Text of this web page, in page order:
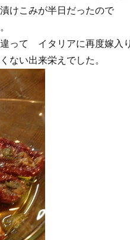
けこみが半日だったので
。
って イタリアに再度嫁入
ない出来栄えでした。